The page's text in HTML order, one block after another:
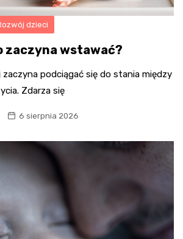
dzieci
zaczyna wstawać?
zaczyna podciągać się do stania między
Zdarza się
6 sierpnia 2026